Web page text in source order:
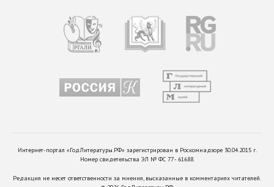
Интернет-портал «ГодЛитературы.РФ» зарегистрирован в Роскомнадзоре 30.04.2015 г.
Номер свидетельства ЭЛ № ФС 77 - 61688.
Редакция не несет ответственности за мнения, высказанные в комментариях читателей.